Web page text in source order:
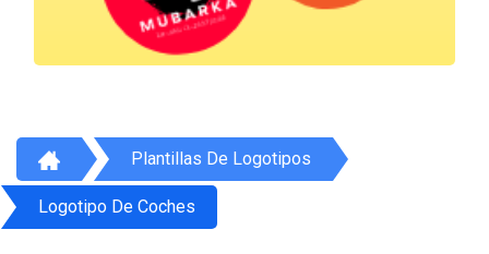
Plantillas De Logotipos
Logotipo De Coches